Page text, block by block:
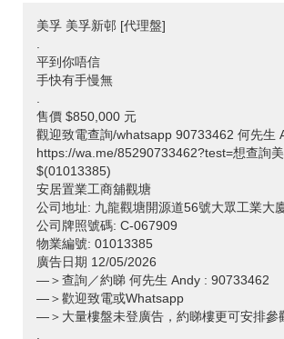
美孚 美孚新邨 [代理盤]
.
平到你唔信
手快有手慢無
.
售價 $850,000 元
觀迎致電查詢/whatsapp 90733462 何先生
https://wa.me/85290733462?test=想查詢
$(01013385)
安居置業工商舖觀塘
公司地址: 九龍觀塘開源道56號大眾工業大
公司牌照號碼: C-067909
物業編號: 01013385
廣告日期 12/05/2026
—＞查詢／約睇 何先生 Andy : 90733462
—＞歡迎致電或Whatsapp
—＞大量樓盤未登廣告，約睇樓更可安排參
.